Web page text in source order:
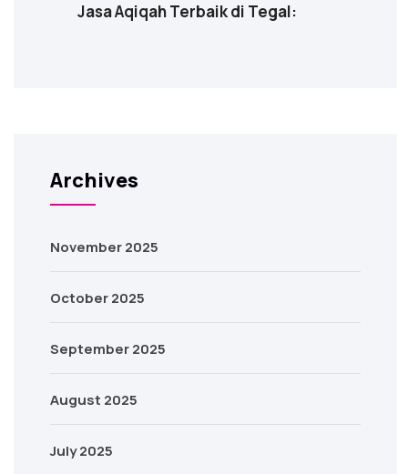
Jasa Aqiqah Terbaik di Tegal:
Archives
November 2025
October 2025
September 2025
August 2025
July 2025